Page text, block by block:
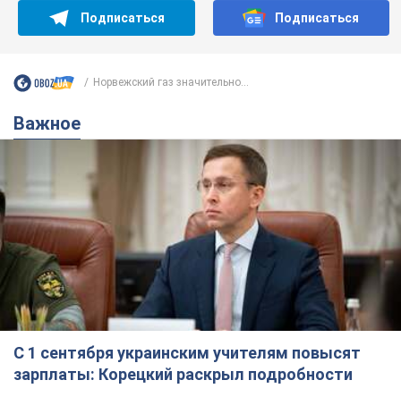
Подписаться Подписаться
Норвежский газ значительно...
Важное
С 1 сентября украинским учителям повысят
зарплаты: Корецкий раскрыл подробности